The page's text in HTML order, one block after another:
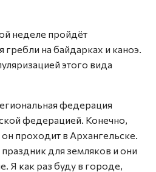
неделе пройдёт
гребли на байдарках и каноэ.
этого вида
федерация
федерацией. Конечно,
проходит в Архангельске.
для земляков и они
Я как раз буду в городе,